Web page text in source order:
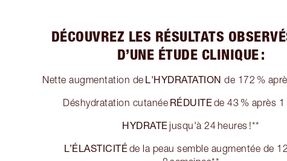
DÉCOUVREZ LES RÉSULTATS
D’UNE ÉTUDE CLINIQUE :
Nette augmentation de L'HYDRATATION de 172 %
Déshydratation cutanée RÉDUITEde 43 % après 1
HYDRATE jusqu'à 24 heures !**
L’ÉLASTICITÉde la peau semble augmentée de